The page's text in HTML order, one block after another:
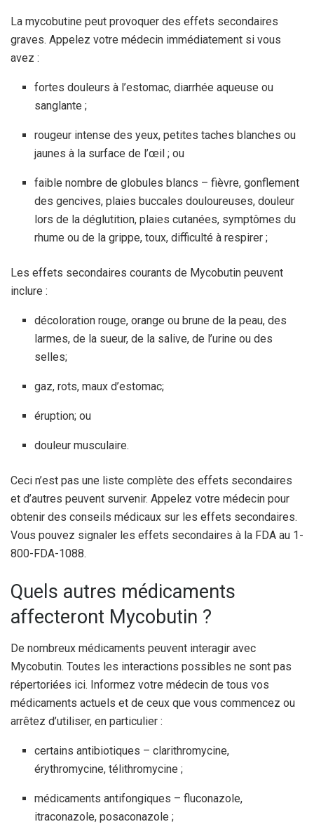
La mycobutine peut provoquer des effets secondaires
graves. Appelez votre médecin immédiatement si vous
avez :
fortes douleurs à l’estomac, diarrhée aqueuse ou
sanglante ;
rougeur intense des yeux, petites taches blanches ou
jaunes à la surface de l’œil ; ou
faible nombre de globules blancs – fièvre, gonflement
des gencives, plaies buccales douloureuses, douleur
lors de la déglutition, plaies cutanées, symptômes du
rhume ou de la grippe, toux, difficulté à respirer ;
Les effets secondaires courants de Mycobutin peuvent
inclure :
décoloration rouge, orange ou brune de la peau, des
larmes, de la sueur, de la salive, de l’urine ou des
selles;
gaz, rots, maux d’estomac;
éruption; ou
douleur musculaire.
Ceci n’est pas une liste complète des effets secondaires
et d’autres peuvent survenir. Appelez votre médecin pour
obtenir des conseils médicaux sur les effets secondaires.
Vous pouvez signaler les effets secondaires à la FDA au 1-
800-FDA-1088.
Quels autres médicaments
affecteront Mycobutin ?
De nombreux médicaments peuvent interagir avec
Mycobutin. Toutes les interactions possibles ne sont pas
répertoriées ici. Informez votre médecin de tous vos
médicaments actuels et de ceux que vous commencez ou
arrêtez d’utiliser, en particulier :
certains antibiotiques – clarithromycine,
érythromycine, télithromycine ;
médicaments antifongiques – fluconazole,
itraconazole, posaconazole ;